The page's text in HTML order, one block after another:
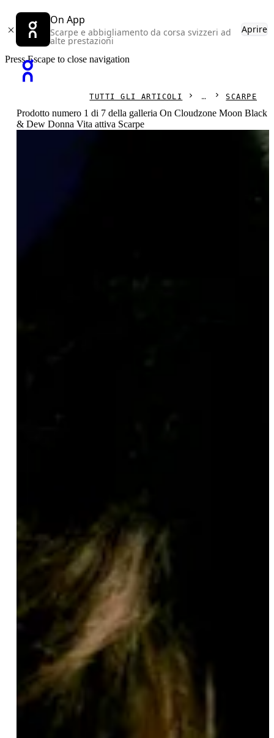
On App
Scarpe e abbigliamento da corsa svizzeri ad
alte prestazioni
Aprire
Press Escape to close navigation
TUTTI GLI ARTICOLI SCARPE
Prodotto numero 1 di 7 della galleria On Cloudzone Moon Black
& Dew Donna Vita attiva Scarpe